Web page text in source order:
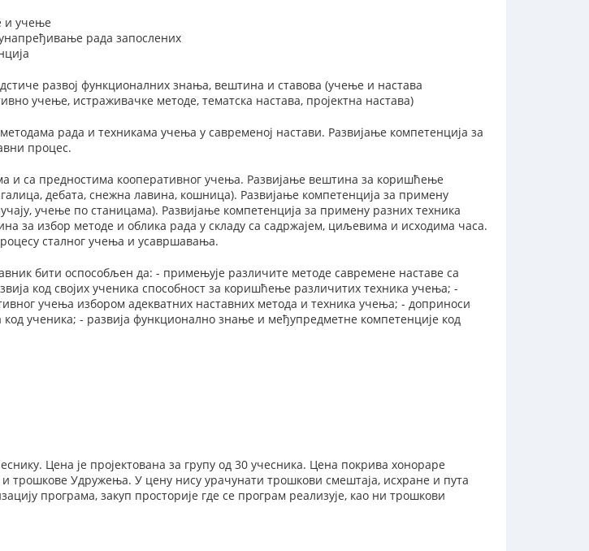
и учење
рада запослених
развој функционалних знања, вештина и ставова (учење и настава
учење, истраживачке методе, тематска настава, пројектна настава)
рада и техникама учења у савременој настави. Развијање компетенција за
процес.
и са предностима кооперативног учења. Развијање вештина за коришћење
дебата, снежна лавина, кошница). Развијање компетенција за примену
учење по станицама). Развијање компетенција за примену разних техника
за избор методе и облика рада у складу са садржајем, циљевима и исходима часа.
сталног учења и усавршавања.
бити оспособљен да: - примењује различите методе савремене наставе са
код својих ученика способност за коришћење различитих техника учења; -
учења избором адекватних наставних метода и техника учења; - доприноси
код ученика; - развија функционално знање и међупредметне компетенције код
Цена је пројектована за групу од 30 учесника. Цена покрива хонораре
трошкове Удружења. У цену нису урачунати трошкови смештаја, исхране и пута
програма, закуп просторије где се програм реализује, као ни трошкови